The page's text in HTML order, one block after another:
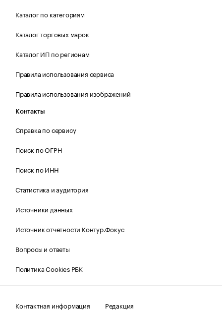
Каталог по категориям
Каталог торговых марок
Каталог ИП по регионам
Правила использования сервиса
Правила использования изображений
Контакты
Справка по сервису
Поиск по ОГРН
Поиск по ИНН
Статистика и аудитория
Источники данных
Источник отчетности Контур.Фокус
Вопросы и ответы
Политика Cookies РБК
Контактная информация Редакция